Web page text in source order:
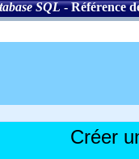
SQL-Référence
Créer